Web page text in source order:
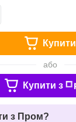
Купити
або
Купити з
з Пром?